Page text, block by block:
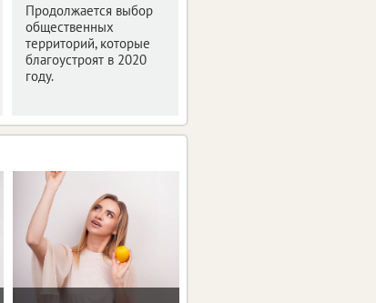
Продолжается выбор
общественных
территорий, которые
благоустроят в 2020
году.